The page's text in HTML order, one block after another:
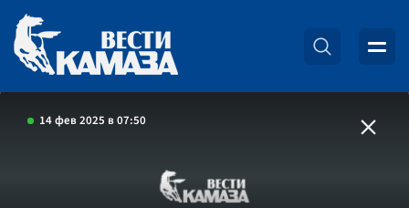
14 фев 2025 в 07:50